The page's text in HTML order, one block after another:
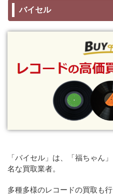
バイセル
「バイセル」は、「福ちゃん
名な買取業者。
多種多様のレコードの買取も行